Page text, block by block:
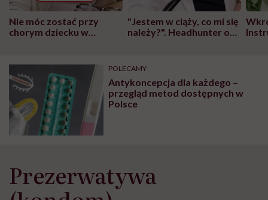
Nie móc zostać przy
chorym dziecku w
może chyba tylko
głupota i brak
wyobraźni"
"Jestem w ciąży, co mi się
należy?". Headhunter o
pracy
POLECAMY
Antykoncepcja dla każdego –
przegląd metod dostępnych w
Polsce
Prezerwatywa